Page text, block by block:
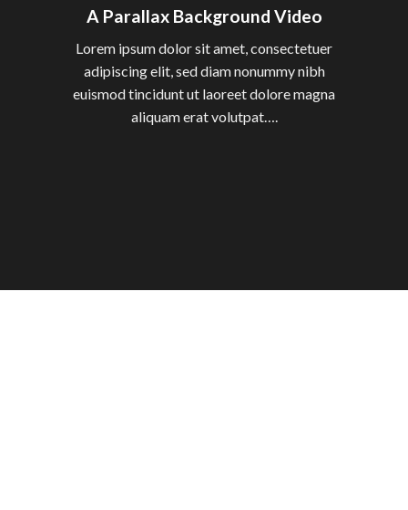
A Parallax Background Video
Lorem ipsum dolor sit amet, consectetuer
adipiscing elit, sed diam nonummy nibh
euismod tincidunt ut laoreet dolore magna
aliquam erat volutpat….